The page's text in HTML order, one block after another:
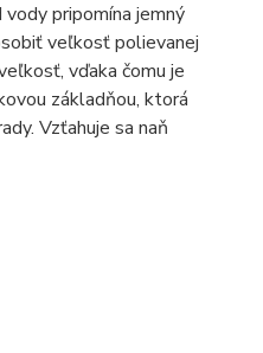
pripomína jemný
veľkosť polievanej
vďaka čomu je
základňou, ktorá
Vzťahuje sa naň